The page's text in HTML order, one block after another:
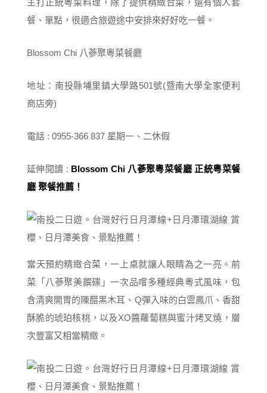
主打正統粵菜料理，除了提供精緻合菜，還有個人套
餐、單點，很適合旅遊途中安排來好好吃一餐。
Blossom Chi 八蔘聚粵菜餐廳
地址：南投縣埔里鎮大學路501號(暨南大學全家便利
商店旁)
電話 : 0955-366 837 星期一、二休假
延伸閱讀 : Blossom Chi 八蔘聚粵菜餐廳 正統粵菜餐
廳 聚餐推薦！
當天預約精緻合菜，一上桌就讓人眼睛為之一亮。前
菜「八蔘聚美饌碟」一次品嚐多種經典粵式風味，包
含清爽開胃的陳醋黑木耳、Q彈入味的白雲鳳爪、香甜
酥脆的琥珀核桃，以及XO醬蘿蔔糕與蜜汁烤叉燒，層
次豐富又相當精緻。